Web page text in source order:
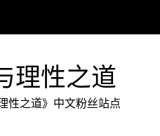
理性之道
性之道》中文粉丝站点